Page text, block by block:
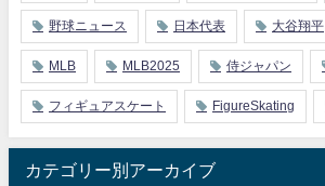
野球ニュース 日本代表 大谷翔平
MLB MLB2025 侍ジャパン
フィギュアスケート FigureSkating
カテゴリー別アーカイブ